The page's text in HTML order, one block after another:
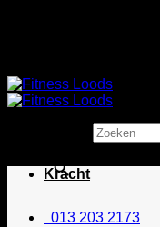
013 203 2173
Kracht